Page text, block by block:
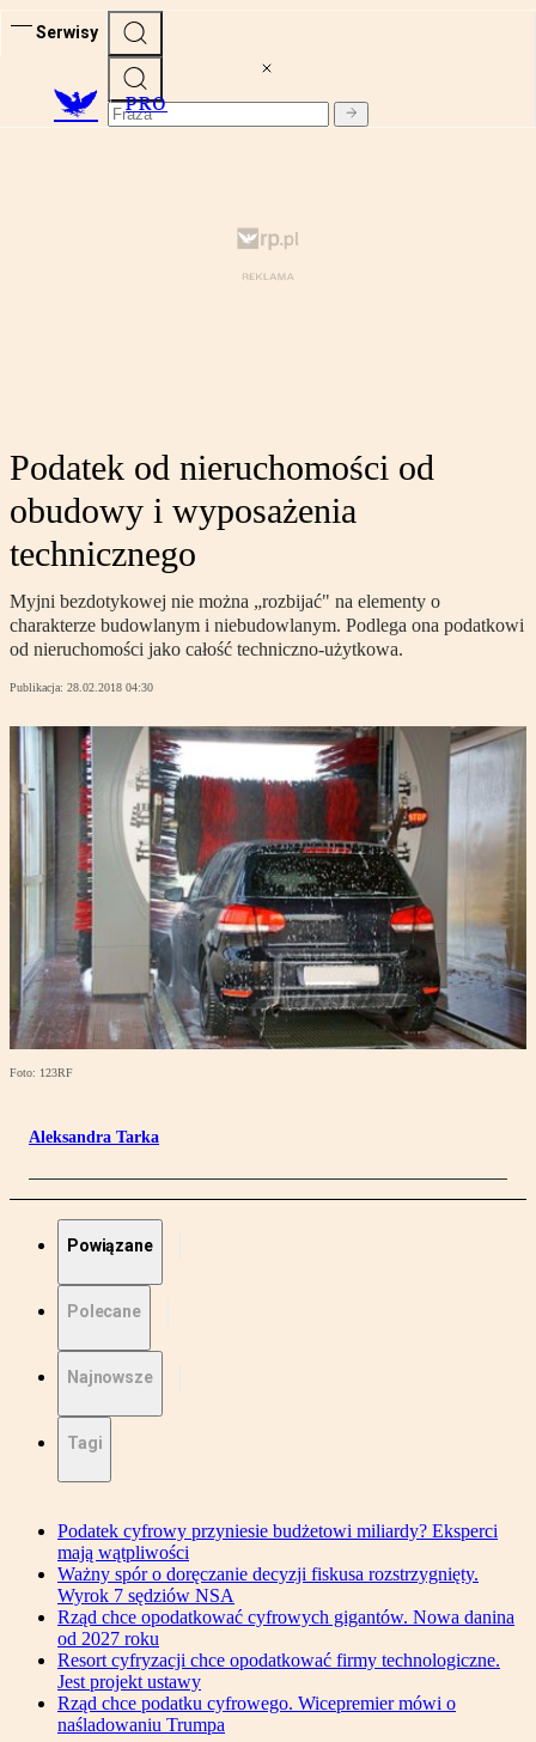
Serwisy
PRO
Podatek od nieruchomości od
obudowy i wyposażenia
technicznego
Myjni bezdotykowej nie można „rozbijać" na elementy o
charakterze budowlanym i niebudowlanym. Podlega ona podatkowi
od nieruchomości jako całość techniczno-użytkowa.
Publikacja: 28.02.2018 04:30
Foto: 123RF
Aleksandra Tarka
Powiązane
Polecane
Najnowsze
Tagi
Podatek cyfrowy przyniesie budżetowi miliardy? Eksperci
mają wątpliwości
Ważny spór o doręczanie decyzji fiskusa rozstrzygnięty.
Wyrok 7 sędziów NSA
Rząd chce opodatkować cyfrowych gigantów. Nowa danina
od 2027 roku
Resort cyfryzacji chce opodatkować firmy technologiczne.
Jest projekt ustawy
Rząd chce podatku cyfrowego. Wicepremier mówi o
naśladowaniu Trumpa